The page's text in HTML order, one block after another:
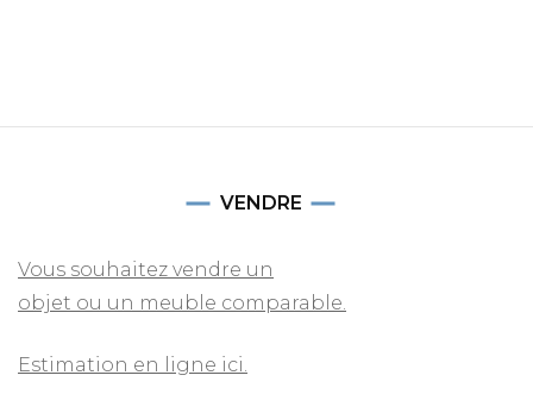
VENDRE
Vous souhaitez vendre un
objet ou un meuble comparable.
Estimation en ligne ici.